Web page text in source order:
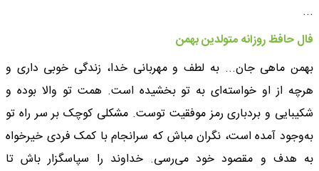
...
فال حافظ روزانه متولدین بهمن
بهمن ماهی جان... به لطف و مهربانی خدا، زندگی خوبی داری و
هرچه از او خواسته‌ای به تو بخشیده است. همت تو والا بوده و
شکیبایی و بردباری رمز موفقیت توست. مشکلی کوچک بر سر راه تو
به‌وجود آمده است، نگران مباش که سرانجام با کمک فردی خیرخواه
به هدف و مقصود خود می‌رسی. خداوند را سپاسگزار باش تا